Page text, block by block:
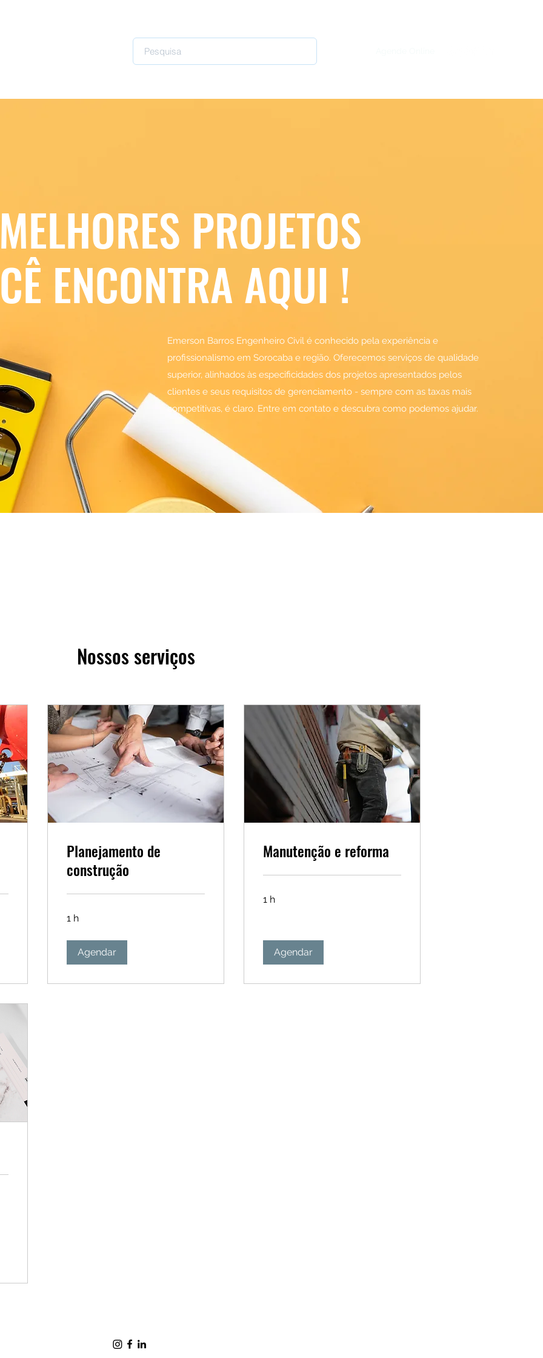
PROJETOS
ENCONTRA AQUI !
Emerson Barros Engenheiro Civil é conhecido pela experiência e
profissionalismo em Sorocaba e região. Oferecemos serviços de qualidade
superior, alinhados às especificidades dos projetos apresentados pelos
clientes e seus requisitos de gerenciamento - sempre com as taxas mais
competitivas, é claro. Entre em contato e descubra como podemos ajudar.
Nossos serviços
Planejamento de
construção
1 h
Agendar
Manutenção e reforma
1 h
Agendar